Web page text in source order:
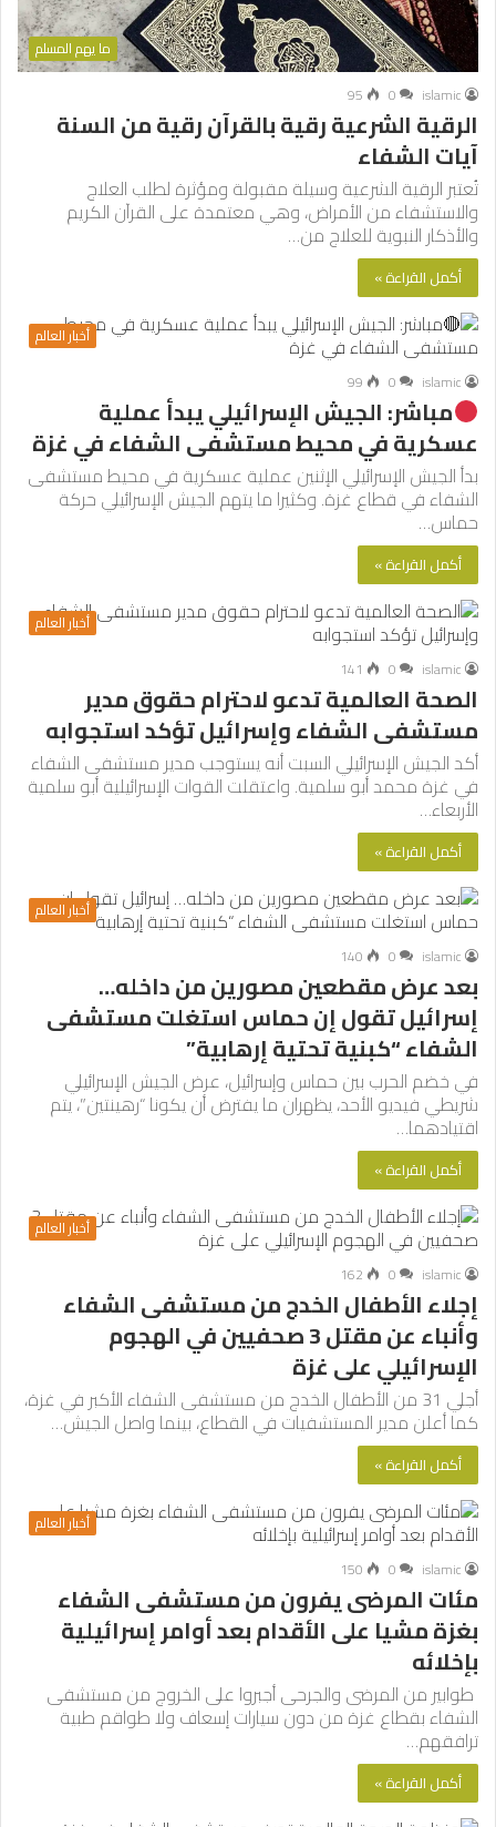
ما يهم المسلم
islamic
0
95
الرقية الشرعية رقية بالقرآن رقية من السنة
آيات الشفاء
تُعتبر الرقية الشرعية وسيلة مقبولة ومؤثرة لطلب العلاج
والاستشفاء من الأمراض، وهي معتمدة على القرآن الكريم
والأذكار النبوية للعلاج من…
أكمل القراءة »
أخبار العالم
islamic
0
99
مباشر: الجيش الإسرائيلي يبدأ عملية
عسكرية في محيط مستشفى الشفاء في غزة
بدأ الجيش الإسرائيلي الإثنين عملية عسكرية في محيط مستشفى
الشفاء في قطاع غزة. وكثيرا ما يتهم الجيش الإسرائيلي حركة
حماس…
أكمل القراءة »
أخبار العالم
islamic
0
141
الصحة العالمية تدعو لاحترام حقوق مدير
مستشفى الشفاء وإسرائيل تؤكد استجوابه
أكد الجيش الإسرائيلي السبت أنه يستوجب مدير مستشفى الشفاء
في غزة محمد أبو سلمية. واعتقلت القوات الإسرائيلية أبو سلمية
الأربعاء…
أكمل القراءة »
أخبار العالم
islamic
0
140
بعد عرض مقطعين مصورين من داخله…
إسرائيل تقول إن حماس استغلت مستشفى
الشفاء “كبنية تحتية إرهابية”
في خضم الحرب بين حماس وإسرائيل، عرض الجيش الإسرائيلي
شريطي فيديو الأحد، يظهران ما يفترض أن يكونا “رهينتين”، يتم
اقتيادهما…
أكمل القراءة »
أخبار العالم
islamic
0
162
إجلاء الأطفال الخدج من مستشفى الشفاء
وأنباء عن مقتل 3 صحفيين في الهجوم
الإسرائيلي على غزة
أجلي 31 من الأطفال الخدج من مستشفى الشفاء الأكبر في غزة،
كما أعلن مدير المستشفيات في القطاع، بينما واصل الجيش…
أكمل القراءة »
أخبار العالم
islamic
0
150
مئات المرضى يفرون من مستشفى الشفاء
بغزة مشيا على الأقدام بعد أوامر إسرائيلية
بإخلائه
طوابير من المرضى والجرحى أجبروا على الخروج من مستشفى
الشفاء بقطاع غزة من دون سيارات إسعاف ولا طواقم طبية
ترافقهم…
أكمل القراءة »